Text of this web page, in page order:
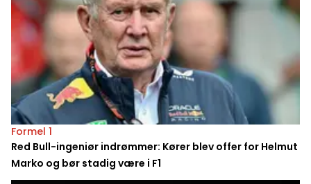
Formel 1
Red Bull-ingeniør indrømmer: Kører blev offer for Helmut
Marko og bør stadig være i F1